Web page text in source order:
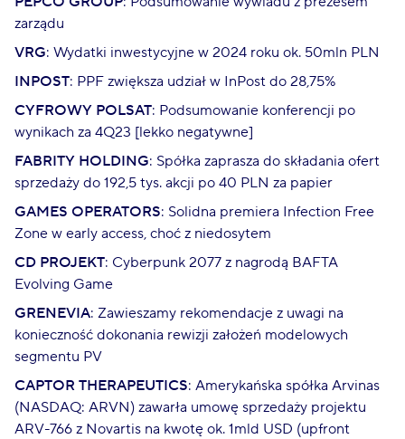
zarządu
VRG: Wydatki inwestycyjne w 2024 roku ok. 50mln PLN
INPOST: PPF zwiększa udział w InPost do 28,75%
CYFROWY POLSAT: Podsumowanie konferencji po
wynikach za 4Q23 [lekko negatywne]
FABRITY HOLDING: Spółka zaprasza do składania ofert
sprzedaży do 192,5 tys. akcji po 40 PLN za papier
GAMES OPERATORS: Solidna premiera Infection Free
Zone w early access, choć z niedosytem
CD PROJEKT: Cyberpunk 2077 z nagrodą BAFTA
Evolving Game
GRENEVIA: Zawieszamy rekomendacje z uwagi na
konieczność dokonania rewizji założeń modelowych
segmentu PV
CAPTOR THERAPEUTICS: Amerykańska spółka Arvinas
(NASDAQ: ARVN) zawarła umowę sprzedaży projektu
ARV-766 z Novartis na kwotę ok. 1mld USD (upfront